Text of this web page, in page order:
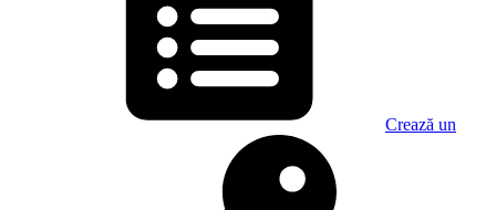
Crează un